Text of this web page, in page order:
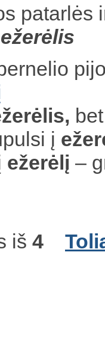
patarlės
ežerėlis
į
ežerėlį –
iš 4